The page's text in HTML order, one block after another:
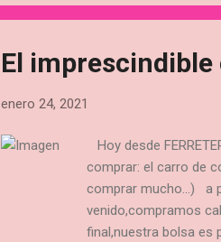
El
enero 24, 2021
Hoy desde
comprar: el carro de
comprar mucho...) a
venido,compramos
final,nuestra bolsa es